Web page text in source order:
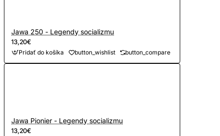
Jawa 250 - Legendy socializmu
13,20€
Pridať do košíka button_wishlist button_compare
Jawa Pionier - Legendy socializmu
13,20€